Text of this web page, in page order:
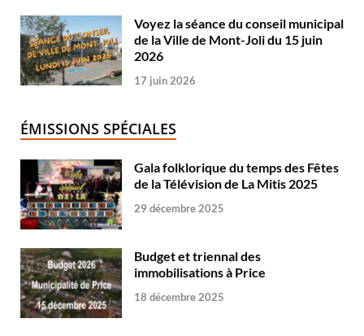
Voyez la séance du conseil municipal
de la Ville de Mont-Joli du 15 juin
2026
17 juin 2026
ÉMISSIONS SPÉCIALES
Gala folklorique du temps des Fêtes
de la Télévision de La Mitis 2025
29 décembre 2025
Budget et triennal des
immobilisations à Price
18 décembre 2025